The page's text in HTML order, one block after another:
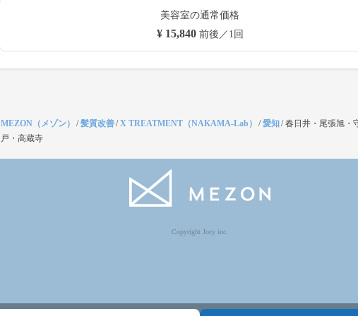
美容室の通常価格
¥ 15,840前後／1回
MEZON（メゾン） /髪質改善/X TREATMENT（NAKAMA-Lab） /愛知/春日井・尾張旭・
戸・高蔵寺
Copyright Jocy inc.